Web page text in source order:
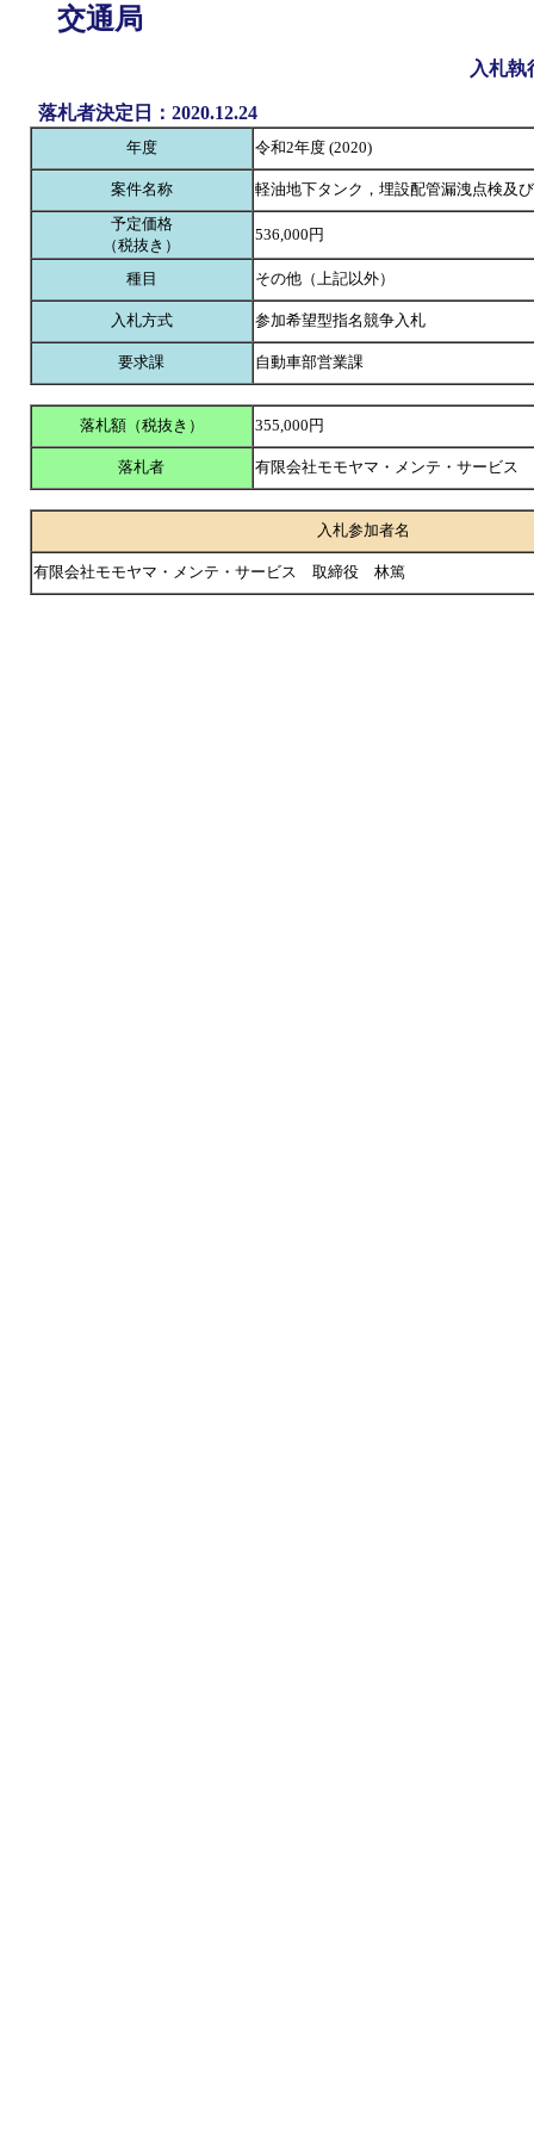
交通局
入札執
落札者決定日：2020.12.24
年度 令和2年度 (2020)
案件名称
軽油地下タンク，埋設配管漏洩点検及
予定価格
（税抜き）
536,000円
種目 その他（上記以外）
入札方式 参加希望型指名競争入札
要求課 自動車部営業課
落札額（税抜き） 355,000円
落札者 有限会社モモヤマ・メンテ・サービ
入札参加者名
有限会社モモヤマ・メンテ・サービス 取締役 林篤